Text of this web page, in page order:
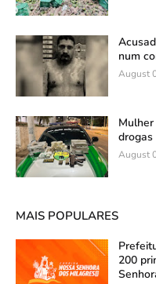
num
August
August
MAIS POPULARES
200